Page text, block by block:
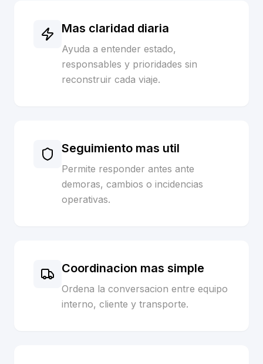
Mas claridad diaria
Ayuda a entender estado,
responsables y prioridades sin
reconstruir cada viaje.
Seguimiento mas util
Permite responder antes ante
demoras, cambios o incidencias
operativas.
Coordinacion mas simple
Ordena la conversacion entre equipo
interno, cliente y transporte.